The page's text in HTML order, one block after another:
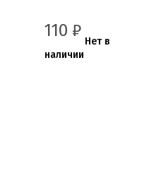
110 ₽
Нет в
наличии